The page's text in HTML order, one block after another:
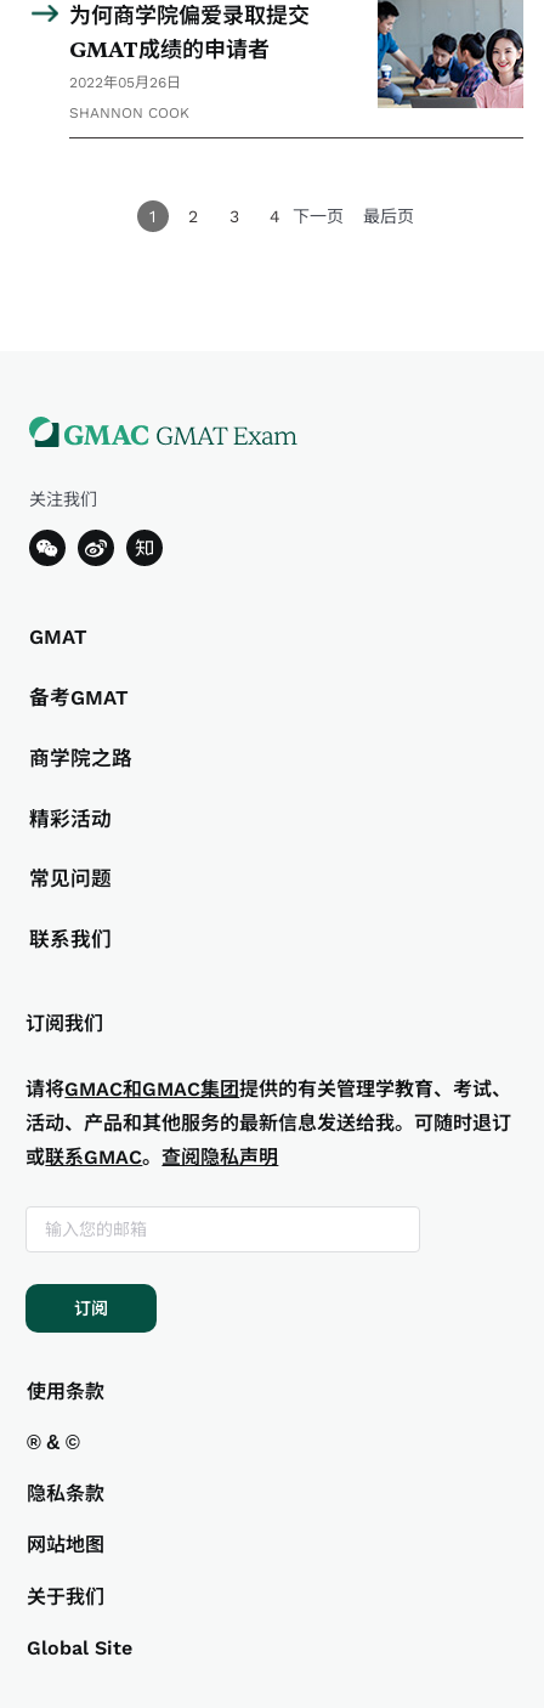
为何商学院偏爱录取提交
GMAT成绩的申请者
2022年05月26日
SHANNON COOK
1 2 3 4 下一页 最后页
关注我们
GMAT
备考GMAT
商学院之路
精彩活动
常见问题
联系我们
订阅我们
请将GMAC和GMAC集团提供的有关管理学教育、考试、
活动、产品和其他服务的最新信息发送给我。可随时退订
或联系GMAC。查阅隐私声明
订阅
使用条款
® & ©
隐私条款
网站地图
关于我们
Global Site